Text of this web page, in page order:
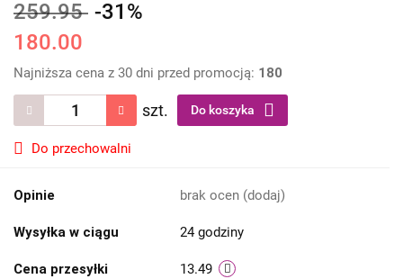
259.95 -31%
180.00
Najniższa cena z 30 dni przed promocją: 180
szt. Do koszyka
Do przechowalni
Opinie brak ocen (dodaj)
Wysyłka w ciągu 24 godziny
Cena przesyłki 13.49